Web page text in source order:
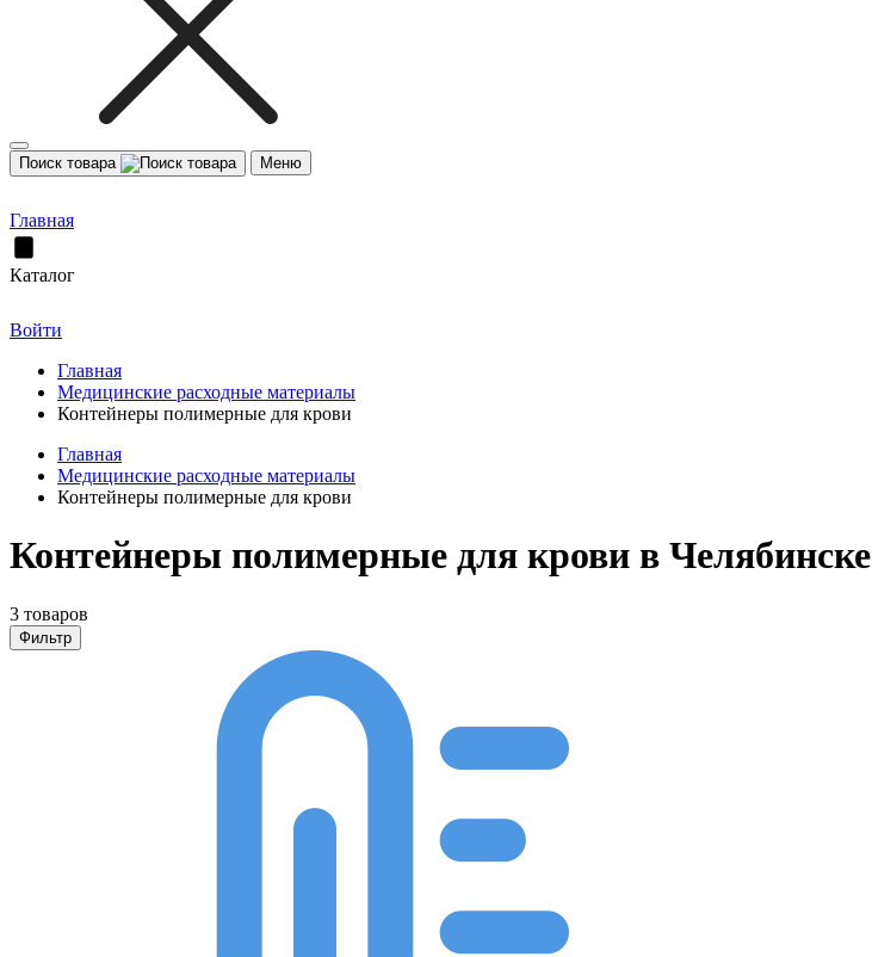
Поиск товара Меню
Главная
Каталог
Войти
Главная
Медицинские расходные материалы
Контейнеры полимерные для крови
Главная
Медицинские расходные материалы
Контейнеры полимерные для крови
Контейнеры полимерные для крови в Челябинске
3 товаров
Фильтр